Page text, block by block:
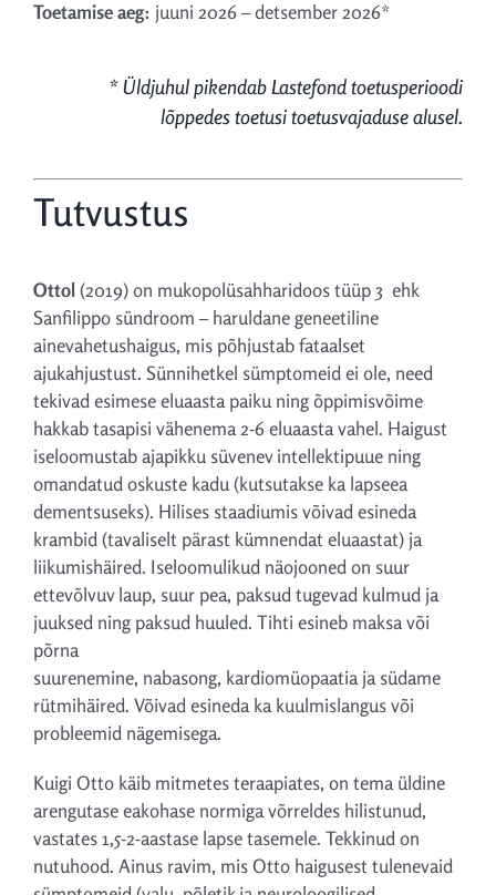
Toetamise aeg: juuni 2026 – detsember 2026*
* Üldjuhul pikendab Lastefond toetusperioodi
lõppedes toetusi toetusvajaduse alusel.
Tutvustus
Ottol(2019) on mukopolüsahharidoos tüüp 3 ehk
Sanfilippo sündroom – haruldane geneetiline
ainevahetushaigus, mis põhjustab fataalset
ajukahjustust. Sünnihetkel sümptomeid ei ole, need
tekivad esimese eluaasta paiku ning õppimisvõime
hakkab tasapisi vähenema 2-6 eluaasta vahel. Haigust
iseloomustab ajapikku süvenev intellektipuue ning
omandatud oskuste kadu (kutsutakse ka lapseea
dementsuseks). Hilises staadiumis võivad esineda
krambid (tavaliselt pärast kümnendat eluaastat) ja
liikumishäired. Iseloomulikud näojooned on suur
ettevõlvuv laup, suur pea, paksud tugevad kulmud ja
juuksed ning paksud huuled. Tihti esineb maksa või
põrna
suurenemine, nabasong, kardiomüopaatia ja südame
rütmihäired. Võivad esineda ka kuulmislangus või
probleemid nägemisega.
Kuigi Otto käib mitmetes teraapiates, on tema üldine
arengutase eakohase normiga võrreldes hilistunud,
vastates 1,5-2-aastase lapse tasemele. Tekkinud on
nutuhood. Ainus ravim, mis Otto haigusest tulenevaid